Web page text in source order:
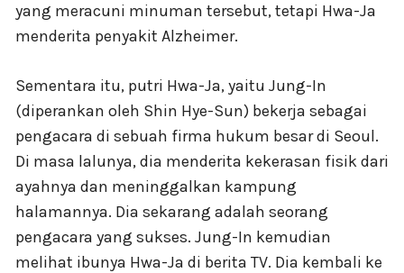
yang meracuni minuman tersebut, tetapi Hwa-Ja
menderita penyakit Alzheimer.
Sementara itu, putri Hwa-Ja, yaitu Jung-In
(diperankan oleh Shin Hye-Sun) bekerja sebagai
pengacara di sebuah firma hukum besar di Seoul.
Di masa lalunya, dia menderita kekerasan fisik dari
ayahnya dan meninggalkan kampung
halamannya. Dia sekarang adalah seorang
pengacara yang sukses. Jung-In kemudian
melihat ibunya Hwa-Ja di berita TV. Dia kembali ke